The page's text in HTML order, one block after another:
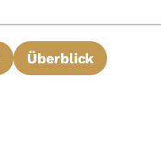
Überblick